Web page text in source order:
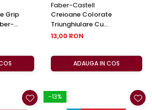
Grip
Faber-Castell
Creioane Colorate
Triunghiulare Cu
Ascutitoare Eco 12 Culori
13,00 RON
ADAUGA IN COS
-13%